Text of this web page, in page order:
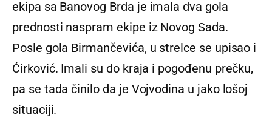
ekipa sa Banovog Brda je imala dva gola
prednosti naspram ekipe iz Novog Sada.
Posle gola Birmančevića, u strelce se upisao i
Ćirković. Imali su do kraja i pogođenu prečku,
pa se tada činilo da je Vojvodina u jako lošoj
situaciji.